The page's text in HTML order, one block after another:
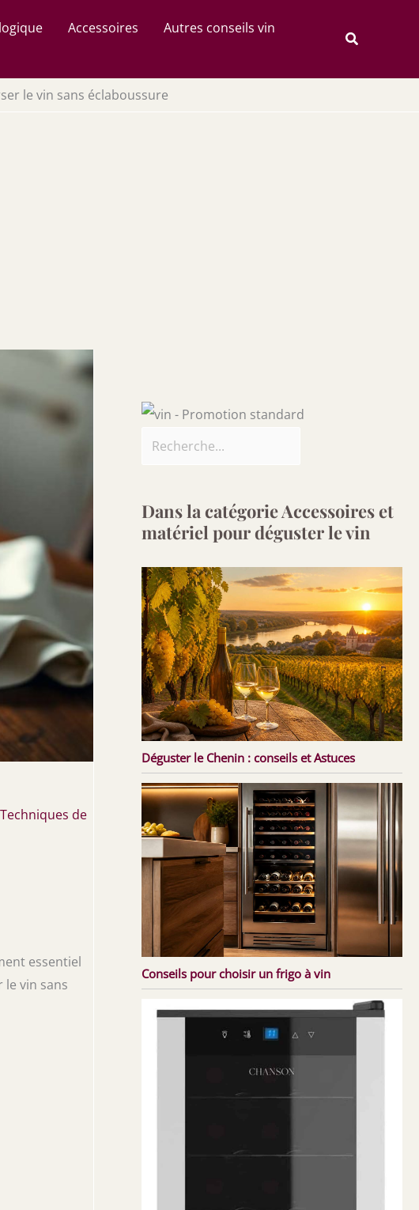
Accessoires
Autres conseils vin
Rechercher
le vin sans éclaboussure
Techniques de
essentiel
le vin sans
Dans la catégorie Accessoires et
matériel pour déguster le vin
Déguster le Chenin : conseils et Astuces
Conseils pour choisir un frigo à vin